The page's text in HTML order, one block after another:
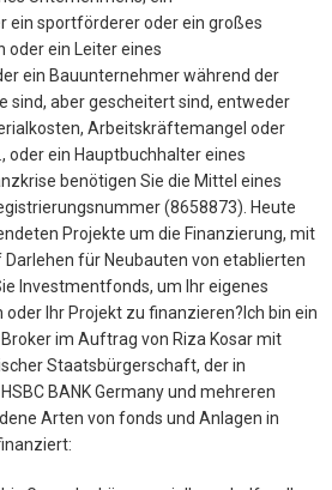
ein sportförderer oder ein großes
ein Leiter eines
ein Bauunternehmer während der
sind, aber gescheitert sind, entweder
Arbeitskräftemangel oder
oder ein Hauptbuchhalter eines
benötigen Sie die Mittel eines
(8658873). Heute
Projekte um die Finanzierung, mit
für Neubauten von etablierten
Investmentfonds, um Ihr eigenes
Ihr Projekt zu finanzieren?Ich bin ein
im Auftrag von Riza Kosar mit
Staatsbürgerschaft, der in
BANK Germany und mehreren
Arten von fonds und Anlagen in